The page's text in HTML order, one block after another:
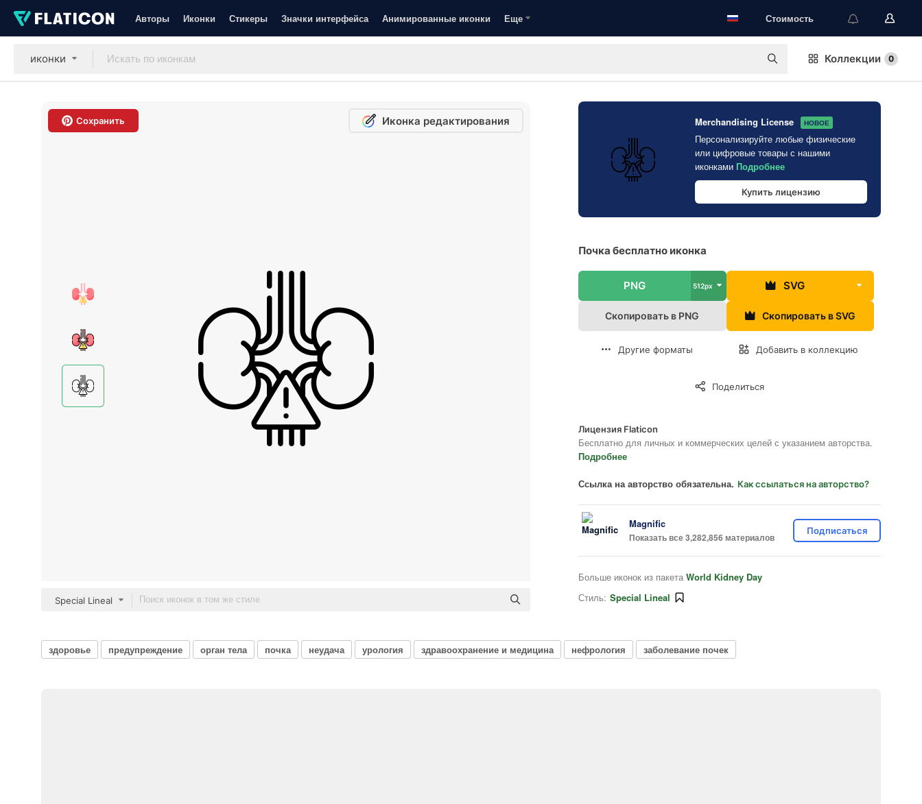
Авторы Иконки Стикеры Значки интерфейса Анимированные иконки Еще Стоимость
иконки Коллекции 0
Сохранить Иконка редактирования
Special Lineal
Merchandising License НОВОЕ
Персонализируйте любые физические
или цифровые товары с нашими
иконками Подробнее
Купить лицензию
Почка бесплатно иконка
PNG 512px SVG
Скопировать в PNG Скопировать в SVG
Другие форматы Добавить в коллекцию
Поделиться
Лицензия Flaticon
Бесплатно для личных и коммерческих целей с указанием авторства.
Подробнее
Ссылка на авторство обязательна. Как ссылаться на авторство?
Magnific
Показать все 3,282,856 материалов
Подписаться
Больше иконок из пакета World Kidney Day
Стиль: Special Lineal
здоровье предупреждение орган тела почка неудача урология здравоохранение и медицина нефрология заболевание почек